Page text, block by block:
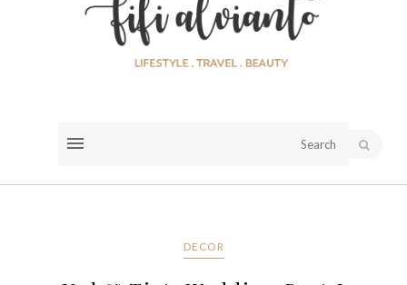
DECOR